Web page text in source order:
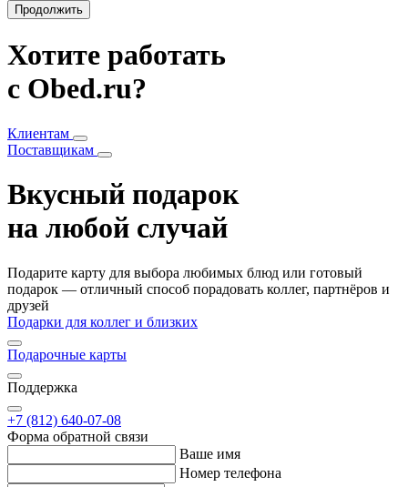
Продолжить
Хотите работать
с Obed.ru?
Клиентам
Поставщикам
Вкусный подарок
на любой случай
Подарите карту для выбора любимых блюд или готовый
подарок — отличный способ порадовать коллег, партнёров и
друзей
Подарки для коллег и близких
Подарочные карты
Поддержка
+7 (812) 640-07-08
Форма обратной связи
Ваше имя
Номер телефона